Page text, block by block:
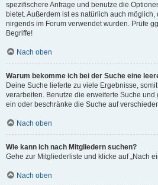
spezifischere Anfrage und benutze die
bietet. Außerdem ist es natürlich auch
nirgends im Forum verwendet wurden. Prüfe
Begriffe!
Nach oben
Warum bekomme ich bei der Suche eine
Deine Suche lieferte zu viele Ergebnisse,
verarbeiten. Benutze die erweiterte Suche
ein oder beschränke die Suche auf
Nach oben
Wie kann ich nach Mitgliedern suchen?
Gehe zur Mitgliederliste und klicke auf „Nach
Nach oben